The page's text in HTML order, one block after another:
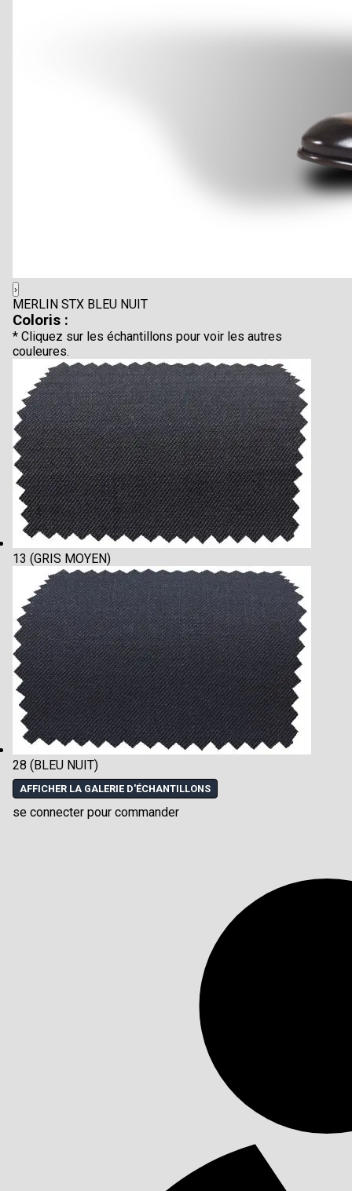
›
MERLIN STX BLEU NUIT
Coloris :
* Cliquez sur les échantillons pour voir les autres
couleures.
13 (GRIS MOYEN)
28 (BLEU NUIT)
AFFICHER LA GALERIE D'ÉCHANTILLONS
se connecter pour commander